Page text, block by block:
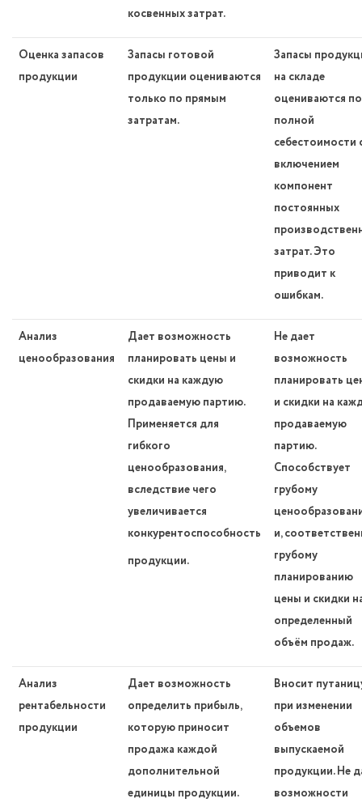
косвенных затрат.
Оценка запасов
продукции
Запасы готовой
продукции оцениваются
только по прямым
затратам.
Запасы
на складе
оцениваются по
полной
себестоимости
включением
компонент
постоянных
затрат. Это
приводит к
ошибкам.
Анализ
ценообразования
Дает возможность
планировать цены и
скидки на каждую
продаваемую партию.
Применяется для
гибкого
ценообразования,
вследствие чего
увеличивается
конкурентоспособность
продукции.
Не дает
возможность
планировать
и скидки на
продаваемую
партию.
Способствует
грубому
и,
грубому
планированию
цены и скидки
определенный
объём продаж.
Анализ
рентабельности
продукции
Дает возможность
определить прибыль,
которую приносит
продажа каждой
дополнительной
единицы продукции.
Вносит
при изменении
объемов
выпускаемой
продукции. Не
возможности